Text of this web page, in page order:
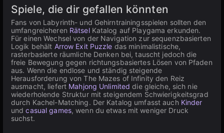
Spiele, die dir gefallen könnten
Fans von Labyrinth- und Gehirntrainingsspielen sollten den
umfangreicheren RätselKatalog auf Playgama erkunden.
Für einen Wechsel von der Navigation zur sequenzbasierten
Logik behält Arrow Exit Puzzle das minimalistische,
rasterbasierte räumliche Denken bei, tauscht jedoch die
freie Bewegung gegen richtungsbasiertes Lösen von Pfaden
aus. Wenn die endlose und ständig steigende
Herausforderung von The Mazes of Infinity den Reiz
ausmacht, liefert Mahjong Unlimited die gleiche, sich nie
wiederholende Struktur mit steigendem Schwierigkeitsgrad
durch Kachel-Matching. Der Katalog umfasst auch Kinder
undcasual games, wenn du etwas mit weniger Druck
suchst.